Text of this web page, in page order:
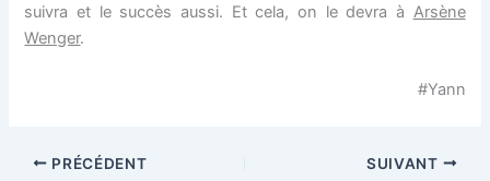
suivra et le succès aussi. Et cela, on le devra à Arsène
Wenger.
#Yann
PRÉCÉDENT SUIVANT